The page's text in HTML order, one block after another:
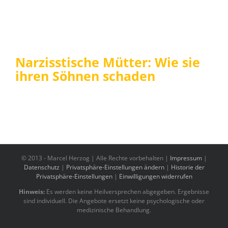
Narzisstische Mütter: Wie sie
ihren Söhnen schaden
© 2013 - Marcel Herzog | Alle Rechte vorbehalten | Impressum |
Datenschutz | Privatsphäre-Einstellungen ändern| Historie der
Privatsphäre-Einstellungen| Einwilligungen widerrufen
Hinweis: Es werden keine Heilversprechen abgegeben. Ergebnisse
sind individuell. Die Angebote ersetzt keine psychologische oder
medizinische Behandlung.